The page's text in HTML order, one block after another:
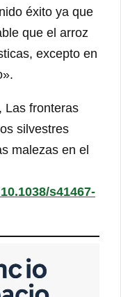
éxito ya que
que el arroz
excepto en
Las fronteras
silvestres
malezas en el
s41467-